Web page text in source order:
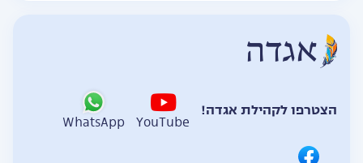
הצטרפו לקהילת אגדה!
YouTube
WhatsApp